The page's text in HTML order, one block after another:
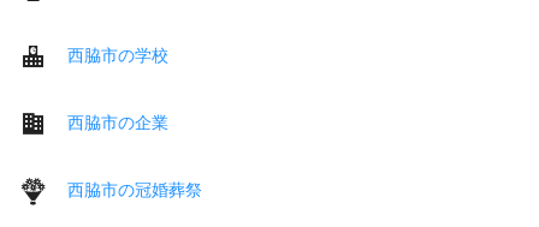
西脇市の学校
西脇市の企業
西脇市の冠婚葬祭